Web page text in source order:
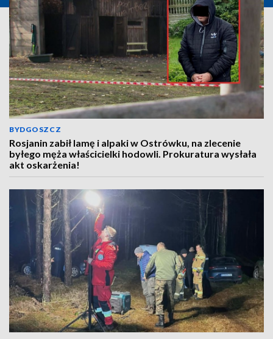
BYDGOSZCZ
Rosjanin zabił lamę i alpaki w Ostrówku, na zlecenie
byłego męża właścicielki hodowli. Prokuratura wysłała
akt oskarżenia!